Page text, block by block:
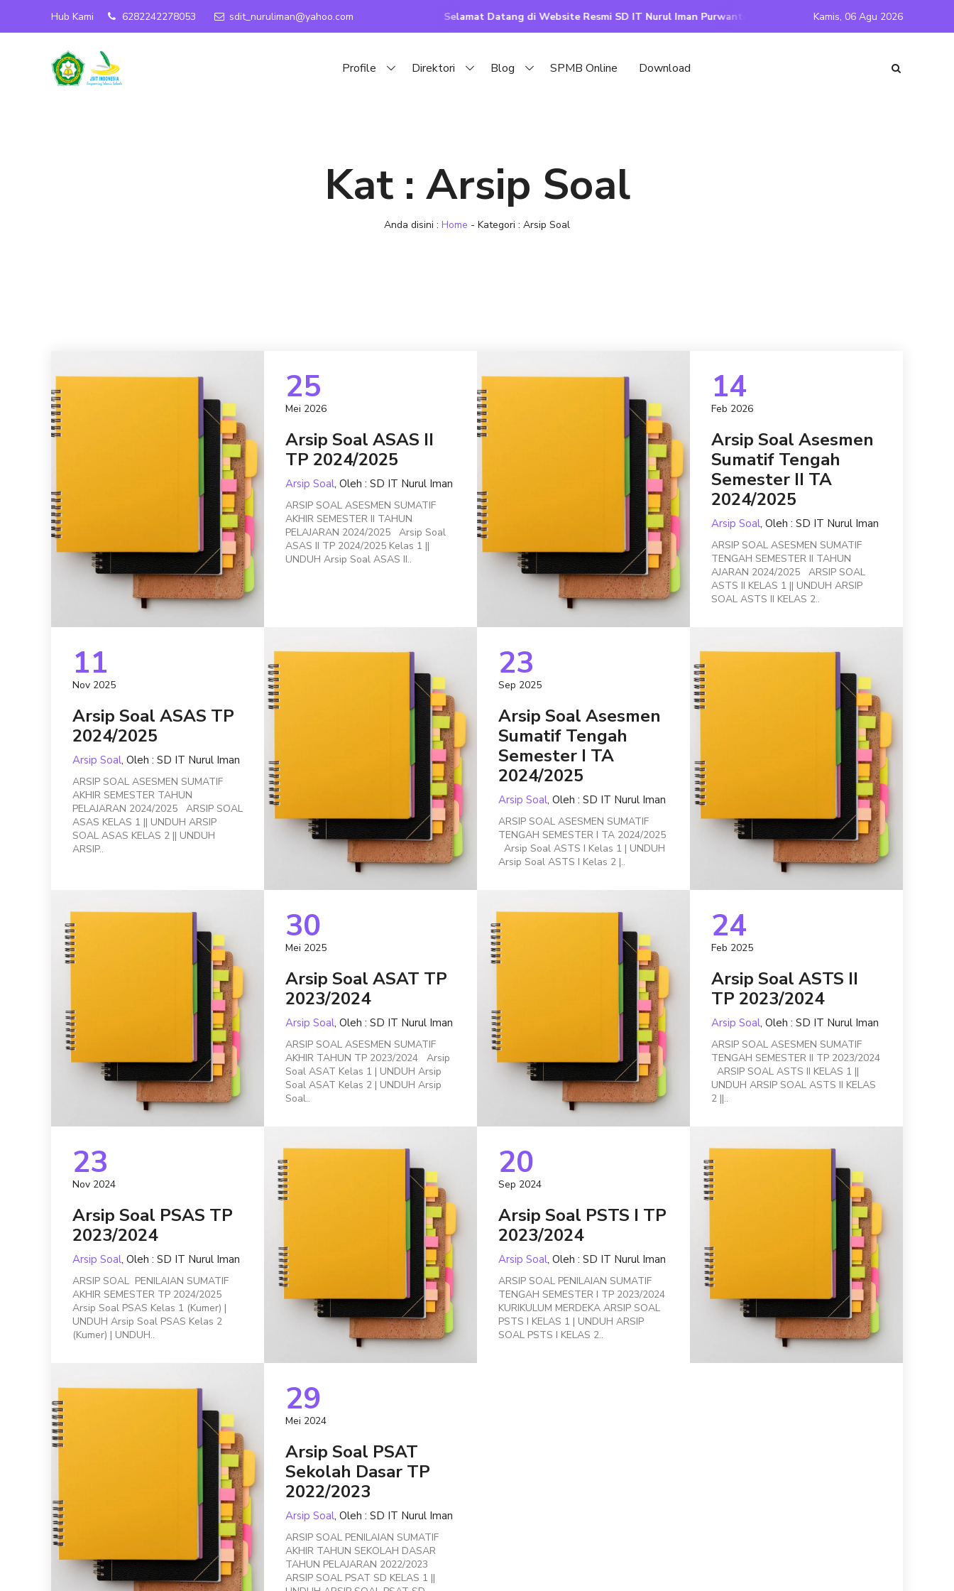
Hub Kami 6282242278053 sdit_nuruliman@yahoo.com
Selamat Datang di Website Resmi SD IT Nurul Iman Purwantoro Selamat Datang di Website Resmi SD IT Nurul Iman Purwantoro Selamat Datang di Website Resmi SD IT Nurul
Kamis, 06 Agu 2026
Profile Direktori Blog SPMB Online Download
Kat : Arsip Soal
Anda disini : Home - Kategori : Arsip Soal
25
Mei 2026
Arsip Soal ASAS II
TP 2024/2025
Arsip Soal, Oleh : SD IT Nurul Iman
ARSIP SOAL ASESMEN SUMATIF
AKHIR SEMESTER II TAHUN
PELAJARAN 2024/2025 Arsip Soal
ASAS II TP 2024/2025 Kelas 1 ||
UNDUH Arsip Soal ASAS II..
14
Feb 2026
Arsip Soal Asesmen
Sumatif Tengah
Semester II TA
2024/2025
Arsip Soal, Oleh : SD IT Nurul Iman
ARSIP SOAL ASESMEN SUMATIF
TENGAH SEMESTER II TAHUN
AJARAN 2024/2025 ARSIP SOAL
ASTS II KELAS 1 || UNDUH ARSIP
SOAL ASTS II KELAS 2..
11
Nov 2025
Arsip Soal ASAS TP
2024/2025
Arsip Soal, Oleh : SD IT Nurul Iman
ARSIP SOAL ASESMEN SUMATIF
AKHIR SEMESTER TAHUN
PELAJARAN 2024/2025 ARSIP SOAL
ASAS KELAS 1 || UNDUH ARSIP
SOAL ASAS KELAS 2 || UNDUH
ARSIP..
23
Sep 2025
Arsip Soal Asesmen
Sumatif Tengah
Semester I TA
2024/2025
Arsip Soal, Oleh : SD IT Nurul Iman
ARSIP SOAL ASESMEN SUMATIF
TENGAH SEMESTER I TA 2024/2025
Arsip Soal ASTS I Kelas 1 | UNDUH
Arsip Soal ASTS I Kelas 2 |..
30
Mei 2025
Arsip Soal ASAT TP
2023/2024
Arsip Soal, Oleh : SD IT Nurul Iman
ARSIP SOAL ASESMEN SUMATIF
AKHIR TAHUN TP 2023/2024 Arsip
Soal ASAT Kelas 1 | UNDUH Arsip
Soal ASAT Kelas 2 | UNDUH Arsip
Soal..
24
Feb 2025
Arsip Soal ASTS II
TP 2023/2024
Arsip Soal, Oleh : SD IT Nurul Iman
ARSIP SOAL ASESMEN SUMATIF
TENGAH SEMESTER II TP 2023/2024
ARSIP SOAL ASTS II KELAS 1 ||
UNDUH ARSIP SOAL ASTS II KELAS
2 ||..
23
Nov 2024
Arsip Soal PSAS TP
2023/2024
Arsip Soal, Oleh : SD IT Nurul Iman
ARSIP SOAL PENILAIAN SUMATIF
AKHIR SEMESTER TP 2024/2025
Arsip Soal PSAS Kelas 1 (Kumer) |
UNDUH Arsip Soal PSAS Kelas 2
(Kumer) | UNDUH..
20
Sep 2024
Arsip Soal PSTS I TP
2023/2024
Arsip Soal, Oleh : SD IT Nurul Iman
ARSIP SOAL PENILAIAN SUMATIF
TENGAH SEMESTER I TP 2023/2024
KURIKULUM MERDEKA ARSIP SOAL
PSTS I KELAS 1 | UNDUH ARSIP
SOAL PSTS I KELAS 2..
29
Mei 2024
Arsip Soal PSAT
Sekolah Dasar TP
2022/2023
Arsip Soal, Oleh : SD IT Nurul Iman
ARSIP SOAL PENILAIAN SUMATIF
AKHIR TAHUN SEKOLAH DASAR
TAHUN PELAJARAN 2022/2023
ARSIP SOAL PSAT SD KELAS 1 ||